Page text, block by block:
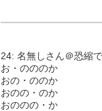
24: 名無しさん＠恐縮
お・のののか
おの・ののか
おのの・のか
おののの・か